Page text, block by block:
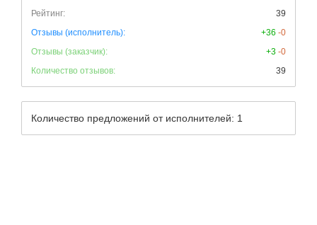
Рейтинг:
39
Отзывы (исполнитель):
+36 -0
Отзывы (заказчик):
+3 -0
Количество отзывов:
39
Количество предложений от исполнителей: 1